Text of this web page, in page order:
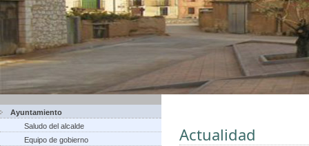
Ayuntamiento
Saludo del alcalde
Equipo de gobierno
Actualidad